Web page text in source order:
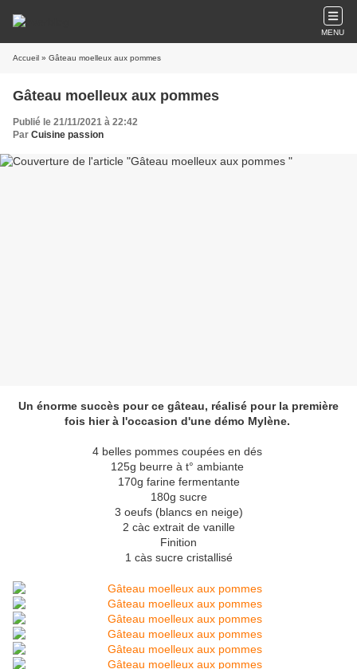
MENU
Accueil » Gâteau moelleux aux pommes
Gâteau moelleux aux pommes
Publié le 21/11/2021 à 22:42
Par Cuisine passion
Un énorme succès pour ce gâteau, réalisé pour la première
fois hier à l'occasion d'une démo Mylène.
4 belles pommes coupées en dés
125g beurre à t° ambiante
170g farine fermentante
180g sucre
3 oeufs (blancs en neige)
2 càc extrait de vanille
Finition
1 càs sucre cristallisé